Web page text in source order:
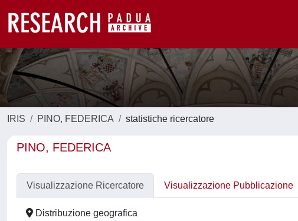
IRIS PINO, FEDERICA statistiche ricercatore
PINO, FEDERICA
Visualizzazione Ricercatore Visualizzazione Pubblicazione
Distribuzione geografica